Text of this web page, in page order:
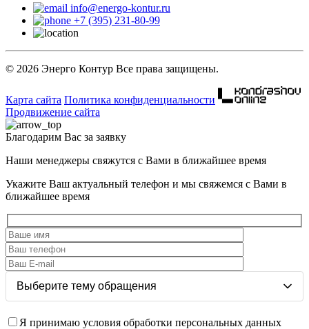
info@energo-kontur.ru
+7 (395) 231-80-99
© 2026 Энерго Контур Все права защищены.
Карта сайта Политика конфиденциальности
Продвижение сайта
Благодарим Вас за заявку
Наши менеджеры свяжутся с Вами в ближайшее время
Укажите Ваш актуальный телефон и мы свяжемся с Вами в
ближайшее время
Я принимаю условия обработки персональных данных